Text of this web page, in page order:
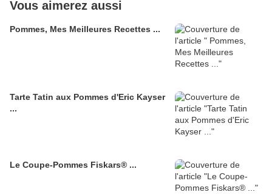
Vous aimerez aussi
Pommes, Mes Meilleures Recettes ...
Tarte Tatin aux Pommes d'Eric Kayser
...
Le Coupe-Pommes Fiskars® ...